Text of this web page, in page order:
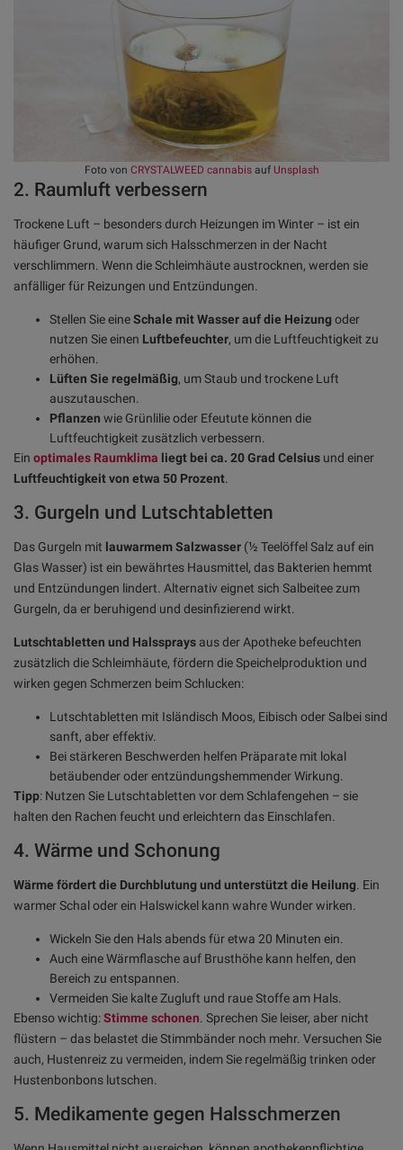
Foto von CRYSTALWEED cannabisauf Unsplash
2. Raumluft verbessern
Trockene Luft – besonders durch Heizungen im Winter – ist ein
häufiger Grund, warum sich Halsschmerzen in der Nacht
verschlimmern. Wenn die Schleimhäute austrocknen, werden sie
anfälliger für Reizungen und Entzündungen.
Stellen Sie eineSchale mit Wasser auf die Heizungoder
nutzen Sie einen Luftbefeuchter, um die Luftfeuchtigkeit zu
erhöhen.
Lüften Sie regelmäßig, um Staub und trockene Luft
auszutauschen.
Pflanzen wie Grünlilie oder Efeutute können die
Luftfeuchtigkeit zusätzlich verbessern.
Ein optimales Raumklima liegt bei ca. 20 Grad Celsius und einer
Luftfeuchtigkeit von etwa 50 Prozent.
3. Gurgeln und Lutschtabletten
Das Gurgeln mit lauwarmem Salzwasser (½ Teelöffel Salz auf ein
Glas Wasser) ist ein bewährtes Hausmittel, das Bakterien hemmt
und Entzündungen lindert. Alternativ eignet sich Salbeitee zum
Gurgeln, da er beruhigend und desinfizierend wirkt.
Lutschtabletten und Halssprays aus der Apotheke befeuchten
zusätzlich die Schleimhäute, fördern die Speichelproduktion und
wirken gegen Schmerzen beim Schlucken:
Lutschtabletten mit Isländisch Moos, Eibisch oder Salbei sind
sanft, aber effektiv.
Bei stärkeren Beschwerden helfen Präparate mit lokal
betäubender oder entzündungshemmender Wirkung.
Tipp: Nutzen Sie Lutschtabletten vor dem Schlafengehen – sie
halten den Rachen feucht und erleichtern das Einschlafen.
4. Wärme und Schonung
Wärme fördert die Durchblutung und unterstützt die Heilung. Ein
warmer Schal oder ein Halswickel kann wahre Wunder wirken.
Wickeln Sie den Hals abends für etwa 20 Minuten ein.
Auch eine Wärmflasche auf Brusthöhe kann helfen, den
Bereich zu entspannen.
Vermeiden Sie kalte Zugluft und raue Stoffe am Hals.
Ebenso wichtig:Stimme schonen. Sprechen Sie leiser, aber nicht
flüstern – das belastet die Stimmbänder noch mehr. Versuchen Sie
auch, Hustenreiz zu vermeiden, indem Sie regelmäßig trinken oder
Hustenbonbons lutschen.
5. Medikamente gegen Halsschmerzen